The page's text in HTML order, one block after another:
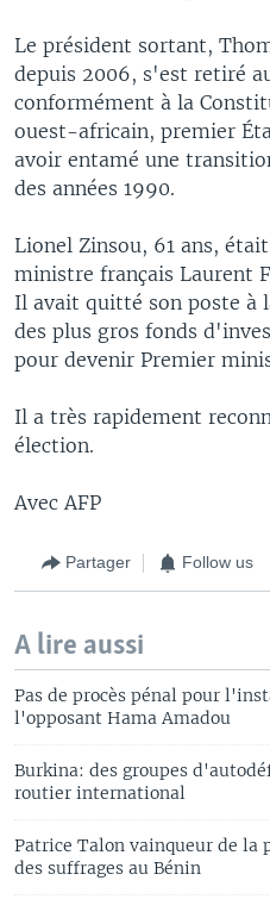
Le président sortant,
depuis 2006, s'est retiré
conformément à la
ouest-africain, premier
avoir entamé une
des années 1990.
Lionel Zinsou, 61 ans,
ministre français Laurent
Il avait quitté son poste à
des plus gros fonds
pour devenir Premier
Il a très rapidement
élection.
Avec AFP
Partager Follow us
A lire aussi
Pas de procès pénal pour
l'opposant Hama Amadou
Burkina: des groupes
routier international
Patrice Talon vainqueur de la
des suffrages au Bénin